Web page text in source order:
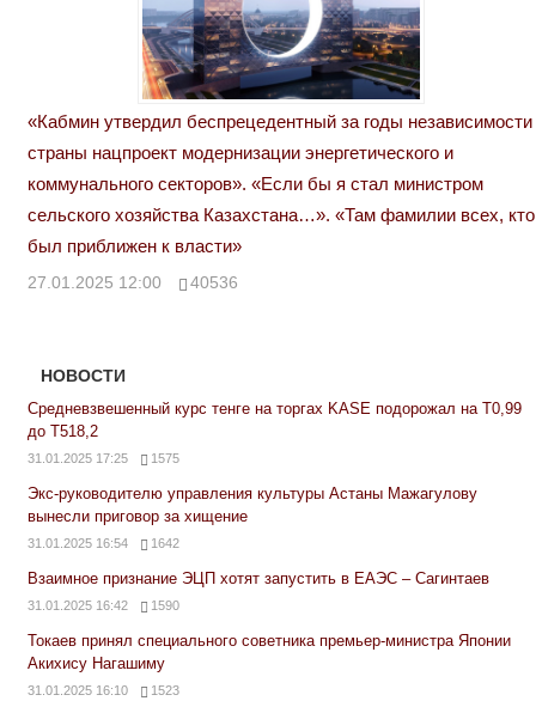
«Кабмин утвердил беспрецедентный за годы независимости
страны нацпроект модернизации энергетического и
коммунального секторов». «Если бы я стал министром
сельского хозяйства Казахстана…». «Там фамилии всех, кто
был приближен к власти»
27.01.2025 12:00 40536
НОВОСТИ
Средневзвешенный курс тенге на торгах KASE подорожал на Т0,99
до Т518,2
31.01.2025 17:25 1575
Экс-руководителю управления культуры Астаны Мажагулову
вынесли приговор за хищение
31.01.2025 16:54 1642
Взаимное признание ЭЦП хотят запустить в ЕАЭС – Сагинтаев
31.01.2025 16:42 1590
Токаев принял специального советника премьер-министра Японии
Акихису Нагашиму
31.01.2025 16:10 1523